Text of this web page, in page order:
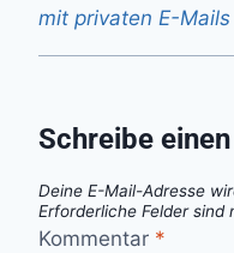
mit privaten E-Mails
Schreibe
Deine E-Mail-Adresse
Erforderliche Felder sind
Kommentar *